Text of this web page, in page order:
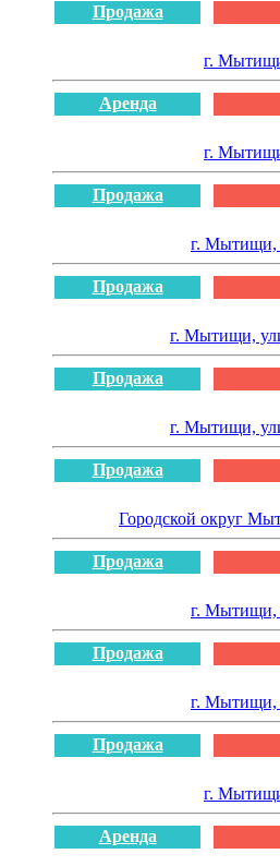
Продажа
г.
Аренда
г.
Продажа
г. Мытищи,
Продажа
г. Мытищи,
Продажа
г. Мытищи,
Продажа
Городской округ
Продажа
г. Мытищи,
Продажа
г. Мытищи,
Продажа
г.
Аренда